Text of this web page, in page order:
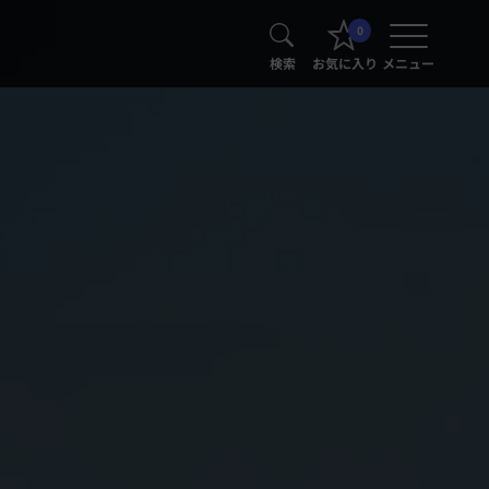
検索
0
お気に入り メニュー